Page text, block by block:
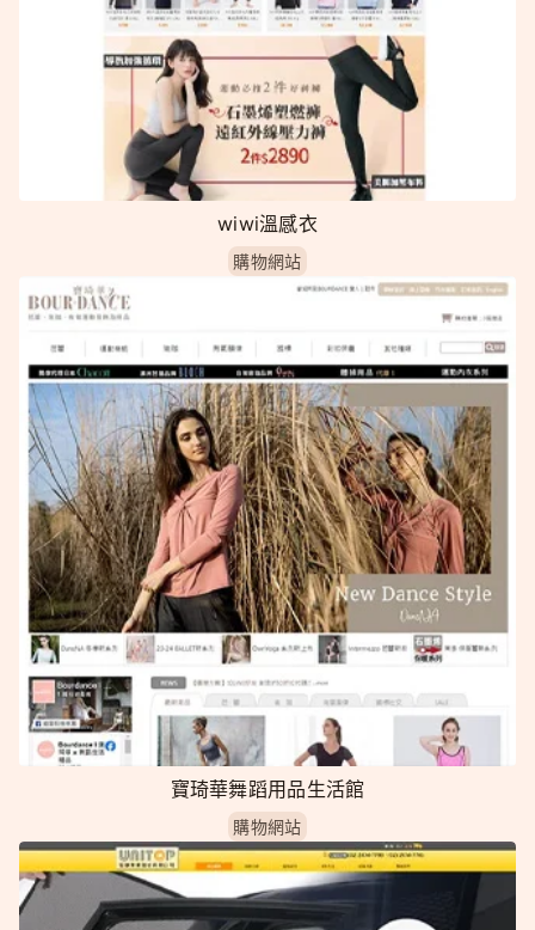
wiwi溫感衣
購物網站
寶琦華舞蹈用品生活館
購物網站